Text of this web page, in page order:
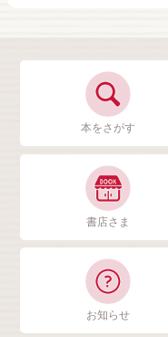
本をさがす
書店さま
お知らせ